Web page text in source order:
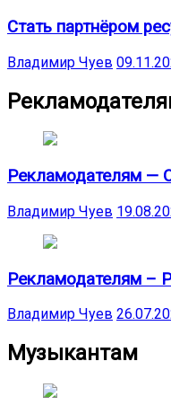
Стать партнёром
Владимир Чуев
Рекламодателям —
Владимир Чуев
Рекламодателям –
Владимир Чуев
Музыкантам